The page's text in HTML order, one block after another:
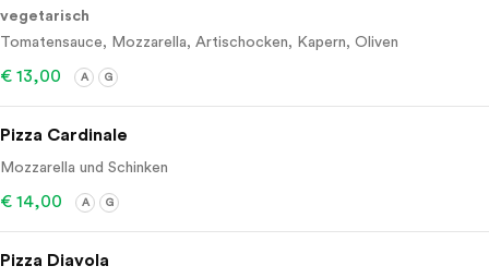
vegetarisch
Tomatensauce, Mozzarella, Artischocken, Kapern, Oliven
€ 13,00 A G
Pizza Cardinale
Mozzarella und Schinken
€ 14,00 A G
Pizza Diavola